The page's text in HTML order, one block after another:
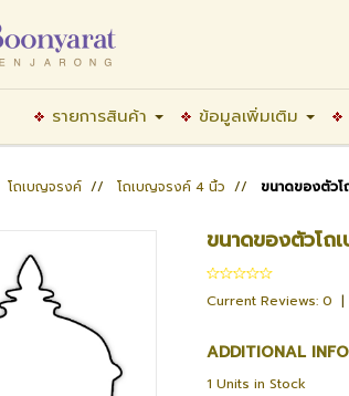
รายการสินค้า ข้อมูลเพิ่มเติม
โถเบญจรงค์ // โถเบญจรงค์ 4 นิ้ว // ขนาดของตัว
ขนาดของตัวโถ
Current Reviews: 0 |
ADDITIONAL
1 Units in Stock